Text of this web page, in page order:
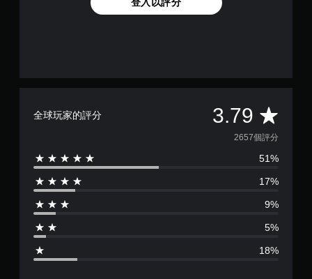
全球玩家的評分 3.79 平
均
評
分
3
2657個評分
51%
17%
9%
5%
18%